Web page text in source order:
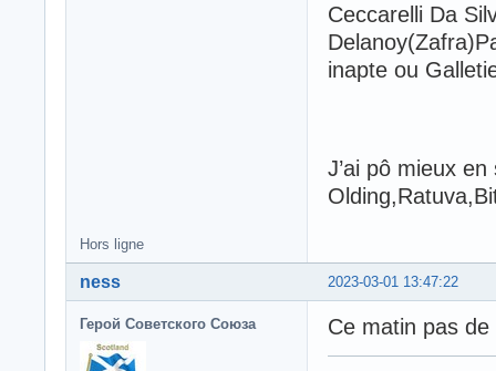
Ceccarelli Da
inapte ou
J’ai pô mieux
Hors ligne
2023-03-01 13:47:22
ness
Герой Советского Союза Ce matin pas